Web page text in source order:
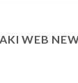
AKI WEB